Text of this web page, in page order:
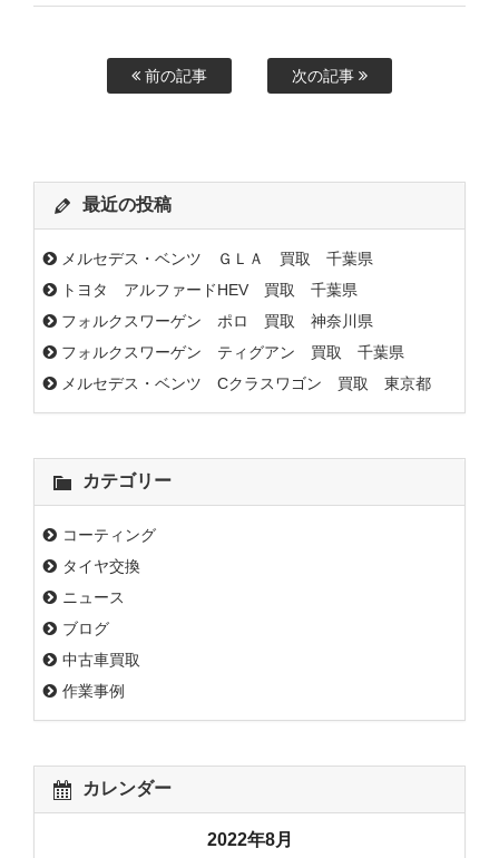
前の記事 次の記事
最近の投稿
メルセデス・ベンツ ＧＬＡ 買取 千葉県
トヨタ アルファードHEV 買取 千葉県
フォルクスワーゲン ポロ 買取 神奈川県
フォルクスワーゲン ティグアン 買取 千葉県
メルセデス・ベンツ Cクラスワゴン 買取 東京都
カテゴリー
コーティング
タイヤ交換
ニュース
ブログ
中古車買取
作業事例
カレンダー
2022年8月